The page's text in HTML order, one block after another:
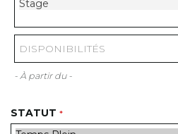
- À partir du -
STATUT *